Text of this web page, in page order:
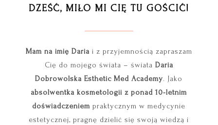
DZEŚĆ, MIŁO MI CIĘ TU GOŚCIĆ!
Mam na imię Daria i z przyjemnością zapraszam
Cię do mojego świata – świata Daria
Dobrowolska Esthetic Med Academy. Jako
absolwentka kosmetologii z ponad 10-letnim
doświadczeniem praktycznym w medycynie
estetycznej, pragnę dzielić się swoją wiedzą i